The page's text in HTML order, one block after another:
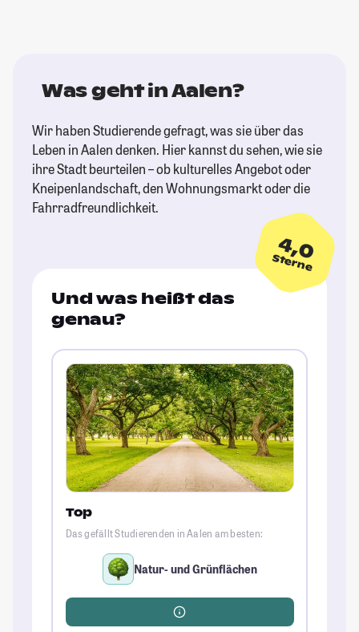
Was geht in Aalen?
Wir haben Studierende gefragt, was sie über das
Leben in Aalen denken. Hier kannst du sehen, wie sie
ihre Stadt beurteilen – ob kulturelles Angebot oder
Kneipenlandschaft, den Wohnungsmarkt oder die
Fahrradfreundlichkeit.
4,0
Sterne
Und was heißt das
genau?
Top
Das gefällt Studierenden in Aalen am besten:
Natur- und Grünflächen